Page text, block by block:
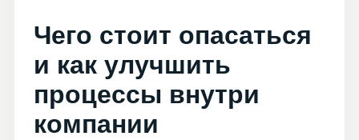
Чего стоит опасаться
и как улучшить
процессы внутри
компании